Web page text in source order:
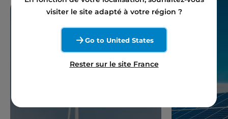
visiter le site adapté à votre région ?
Go to United States
Rester sur le site France